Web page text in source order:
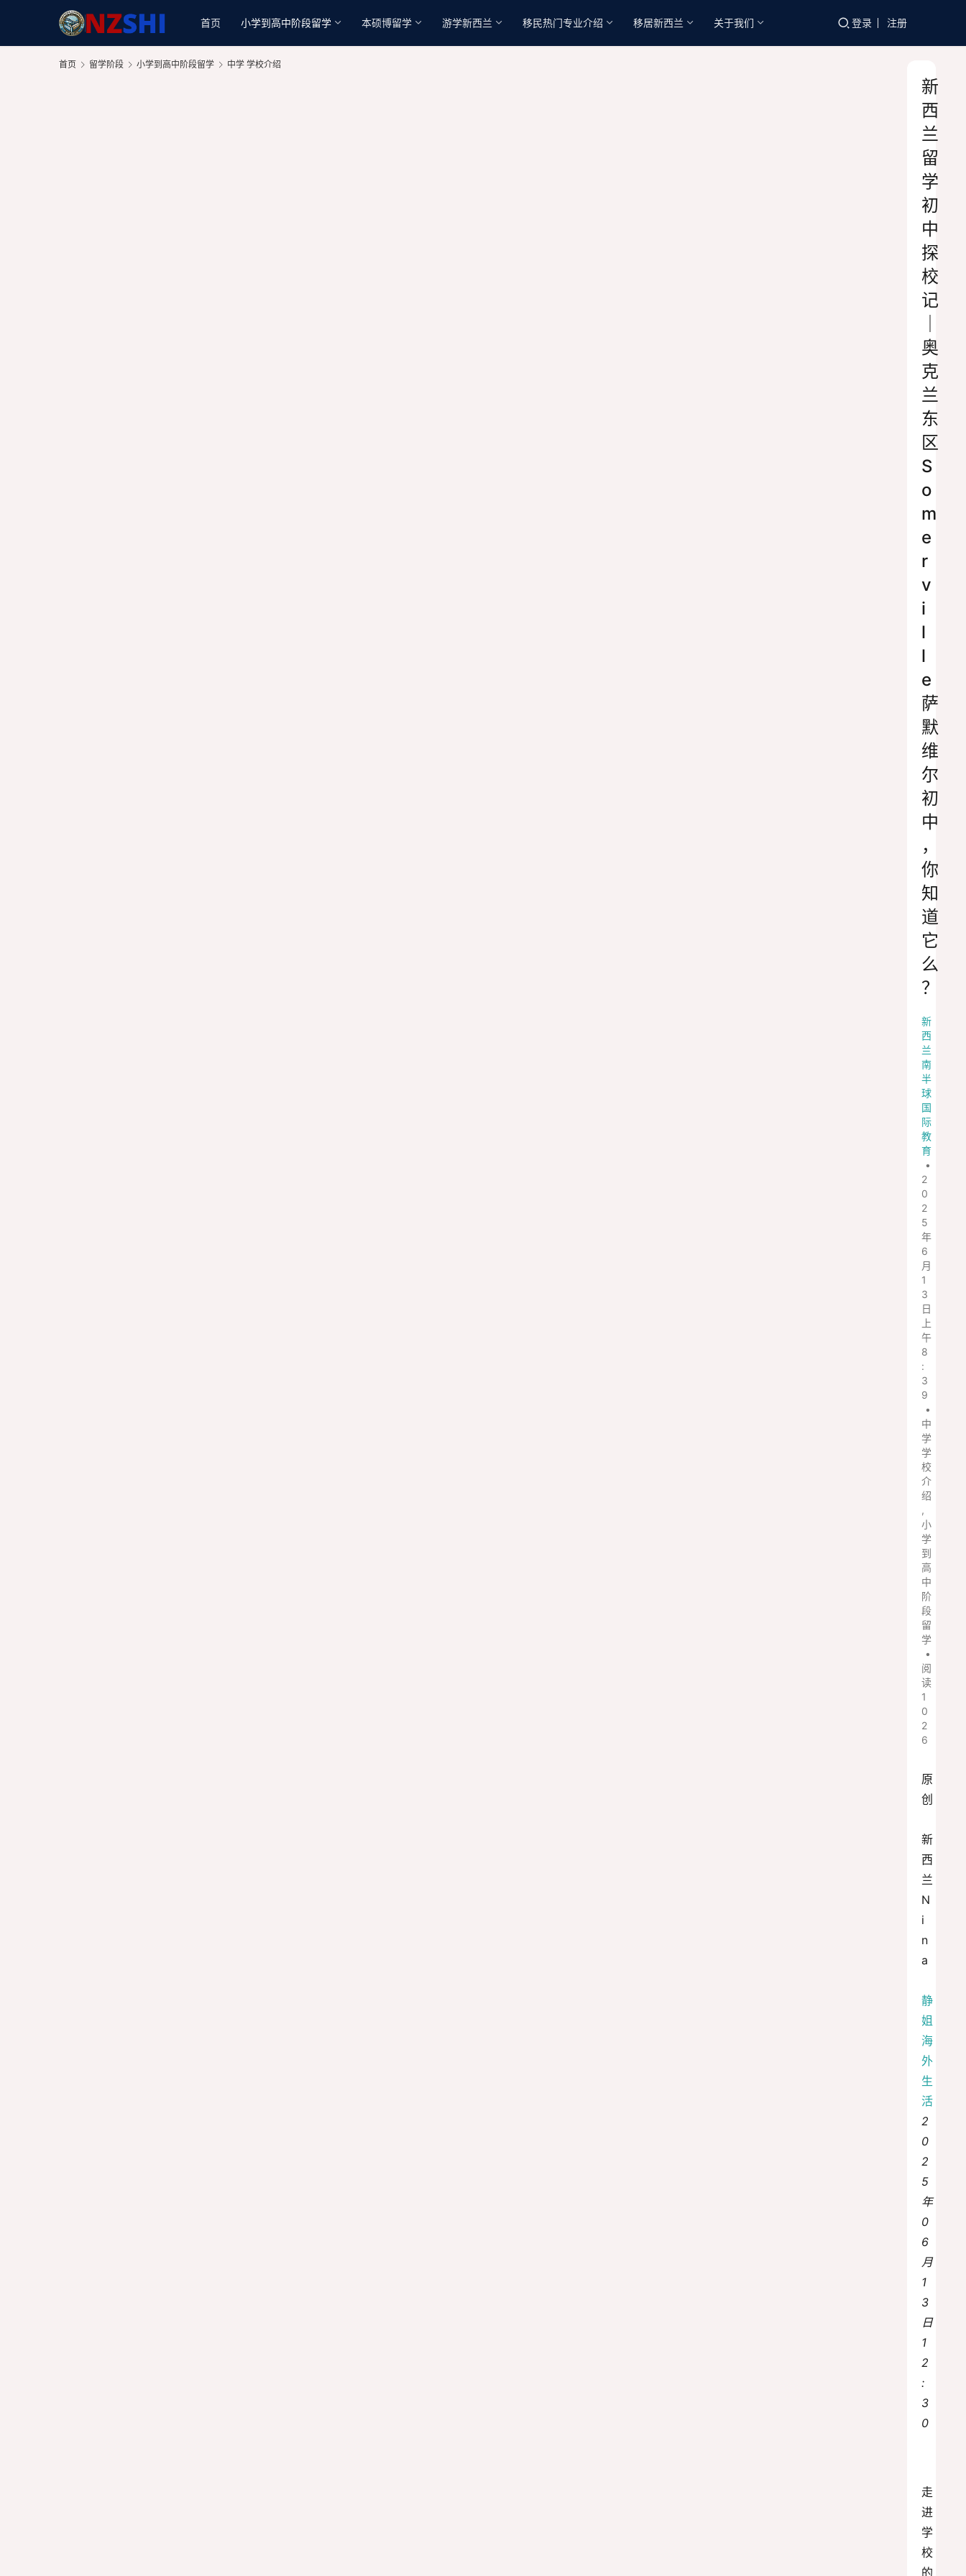
首页 小学到高中阶段留学 本硕博留学 游学新西兰 移民热门专业介绍 移居新西兰 关于我们 登录 注册
首页 留学阶段 小学到高中阶段留学 中学 学校介绍
新
西
兰
留
学
初
中
探
校
记
奥
克
兰
东
区
S
o
m
e
r
v
i
l
l
e
萨
默
维
尔
初
中
，
你
知
道
它
么
？
新
西
兰
南
半
球
国
际
教
育
•
2
0
2
5
年
6
月
1
3
日
上
午
8
:
3
9
•
中
学
学
校
介
绍
,
小
学
到
高
中
阶
段
留
学
•
阅
读
1
0
2
6
原
创
新
西
兰
N
i
n
a
静
姐
海
外
生
活
2
0
2
5
年
0
6
月
1
3
日
1
2
:
3
0
走
进
学
校
的